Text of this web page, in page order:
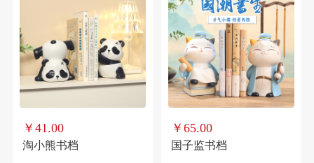
￥41.00
淘小熊书档
￥65.00
国子监书档